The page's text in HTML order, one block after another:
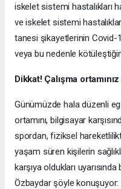
iskelet sistemi hastalıkları
ve iskelet sistemi
tanesi şikayetlerinin Covid-
veya bu nedenle
Dikkat! Çalışma
Günümüzde hala düzenli
ortamını, bilgisayar
spordan, fiziksel
yaşam süren kişilerin
karşıya oldukları
Özbaydar şöyle konuşuyor: